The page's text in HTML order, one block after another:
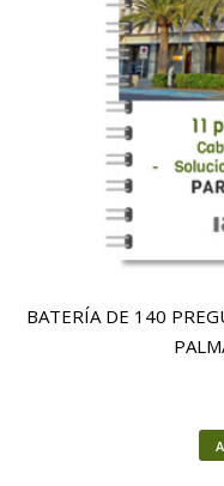
BATERÍA DE 140